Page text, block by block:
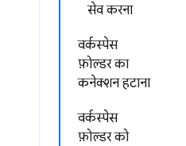
सेव करना
वर्कस्पेस
फ़ोल्डर का
कनेक्शन हटाना
वर्कस्पेस
फ़ोल्डर को